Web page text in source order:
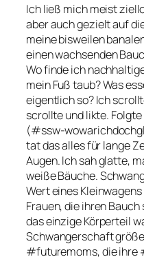
Ich ließ mich meist
aber auch gezielt auf
meine bisweilen
einen wachsenden
Wo finde ich
mein Fuß taub? Was
eigentlich so? Ich
scrollte und likte.
(#ssw-
tat das alles für lange
Augen. Ich sah glatte,
weiße Bäuche.
Wert eines
Frauen, die ihren
das einzige Körperteil
Schwangerschaft
#futuremoms, die ihre